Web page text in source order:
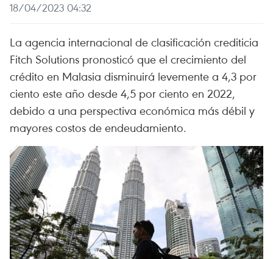
18/04/2023 04:32
La agencia internacional de clasificación crediticia
Fitch Solutions pronosticó que el crecimiento del
crédito en Malasia disminuirá levemente a 4,3 por
ciento este año desde 4,5 por ciento en 2022,
debido a una perspectiva económica más débil y
mayores costos de endeudamiento.